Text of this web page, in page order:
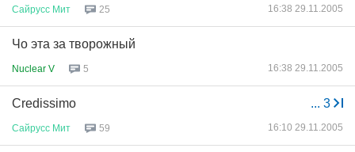
Сайрусс Мит 25 16:38 29.11.2005
Чо эта за творожный
Nuclear V 5 16:38 29.11.2005
... 3
Credissimo
Сайрусс Мит 59 16:10 29.11.2005